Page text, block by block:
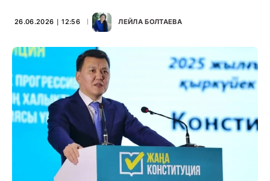
26.06.2026 ∣ 12:56 ЛЕЙЛА БОЛТАЕВА